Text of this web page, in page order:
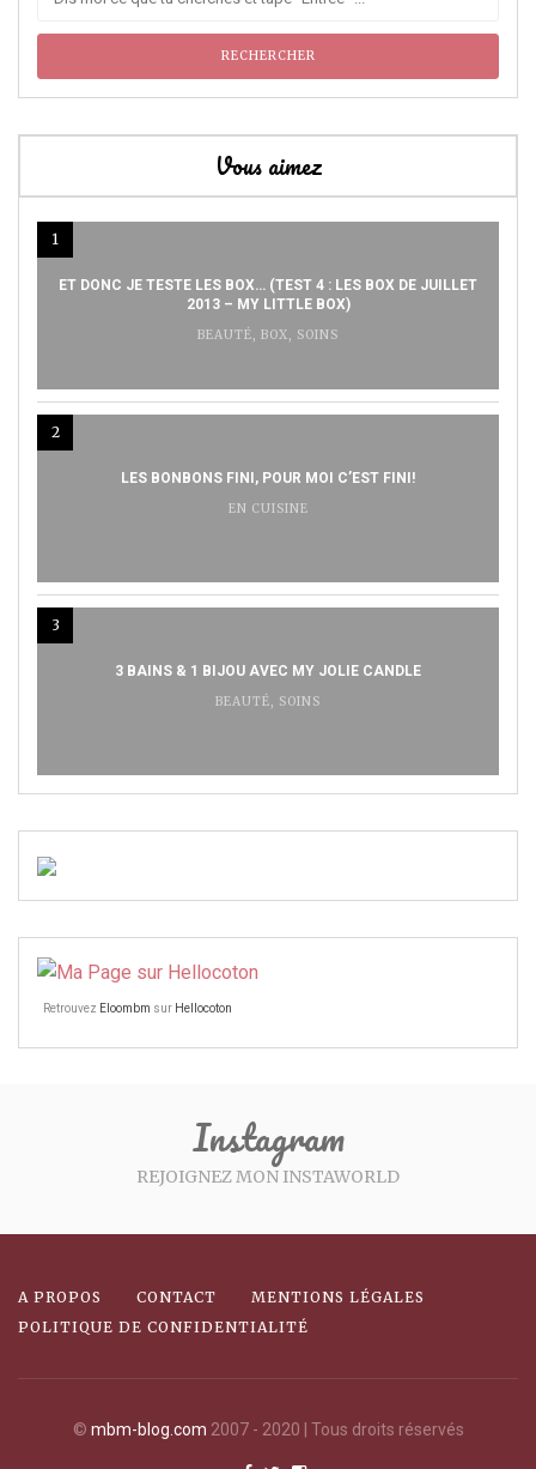
Vous aimez
1
ET DONC JE TESTE LES BOX… (TEST 4 : LES BOX DE JUILLET
2013 – MY LITTLE BOX)
BEAUTÉ, BOX, SOINS
2
LES BONBONS FINI, POUR MOI C’EST FINI!
EN CUISINE
3
3 BAINS & 1 BIJOU AVEC MY JOLIE CANDLE
BEAUTÉ, SOINS
Retrouvez Eloombm sur Hellocoton
Instagram
REJOIGNEZ MON INSTAWORLD
A PROPOS CONTACT
MENTIONS LÉGALES
POLITIQUE DE CONFIDENTIALITÉ
© mbm-blog.com 2007 - 2020 | Tous droits réservés